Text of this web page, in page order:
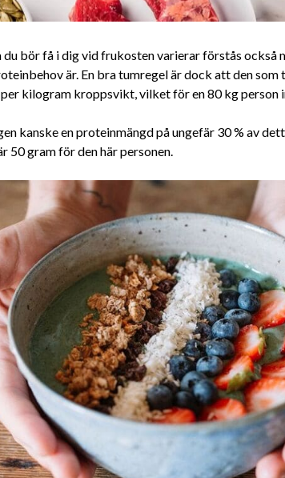
bör få i dig vid frukosten varierar förstås också
är. En bra tumregel är dock att den
kilogram kroppsvikt, vilket för en 80 kg person
kanske en proteinmängd på ungefär 30 % av
50 gram för den här personen.